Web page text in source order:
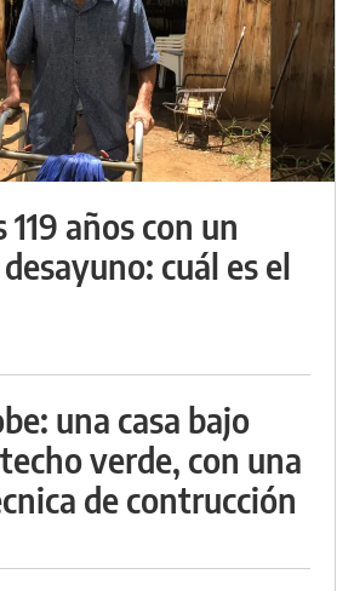
119 años con un
cuál es el
una casa bajo
verde, con una
de contrucción